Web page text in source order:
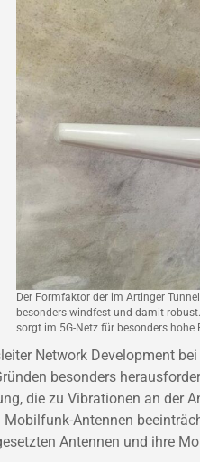
Der Formfaktor der im Artinger
besonders windfest und damit
sorgt im 5G-Netz für besonders hohe
Network Development
besonders
die zu Vibrationen an der
Antennen
Antennen und ihre